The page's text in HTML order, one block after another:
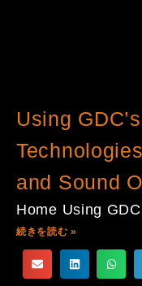
Using
and Sound
Home Using
続きを読む »